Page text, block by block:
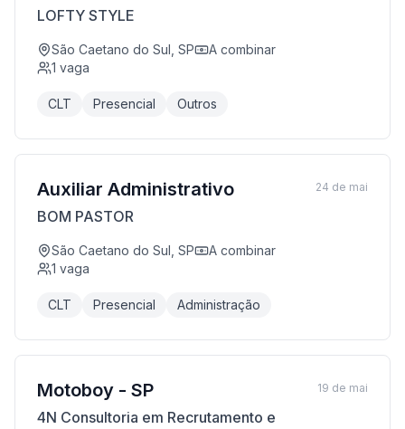
LOFTY STYLE
São Caetano do Sul, SP
A combinar
1 vaga
CLT Presencial Outros
Auxiliar Administrativo
BOM PASTOR
São Caetano do Sul, SP
A combinar
1 vaga
CLT Presencial Administração
24 de mai
Motoboy - SP
4N Consultoria em Recrutamento e
19 de mai